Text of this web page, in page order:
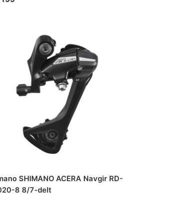
SHIMANO ACERA Navgir RD-
8 8/7-delt